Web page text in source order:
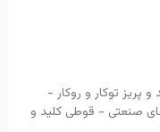
پریز توکار و روکار -
صنعتی - قوطی کلید و